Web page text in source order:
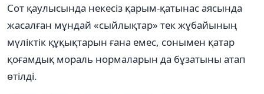
Сот қаулысында некесіз қарым-қатынас аясында
жасалған мұндай «сыйлықтар» тек жұбайының
мүліктік құқықтарын ғана емес, сонымен қатар
қоғамдық мораль нормаларын да бұзатыны атап
өтілді.